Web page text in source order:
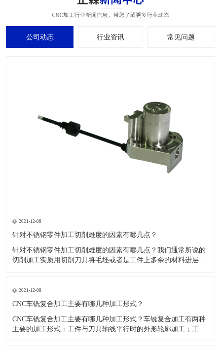
公司动态 行业资讯 常见问题
2021-12-08
针对不锈钢零件加工切削难度的因素有哪几点？
针对不锈钢零件加工切削难度的因素有哪几点？我们通常所说的
切削加工实质用切削刀具将毛坯或者是工件上多余的材料进层进
其他的常规材料，比如铜材和铝合金，究其原因有以下几个关键
因素： 一
2021-12-08
CNC车铣复合加工主要有哪几种加工形式？
CNC车铣复合加工主要有哪几种加工形式？车铣复合加工有两种
主要的加工形式：工件与刀具轴线平行时的外形轮廓加工；工件